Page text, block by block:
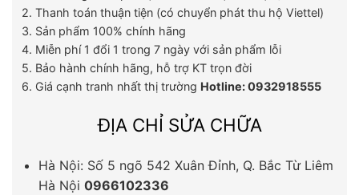
2. Thanh toán thuận tiện (có chuyển phát thu hộ Viettel)
3. Sản phẩm 100% chính hãng
4. Miễn phí 1 đổi 1 trong 7 ngày với sản phẩm lỗi
5. Bảo hành chính hãng, hỗ trợ KT trọn đời
6. Giá cạnh tranh nhất thị trường Hotline: 0932918555
ĐỊA CHỈ SỬA CHỮA
Hà Nội: Số 5 ngõ 542 Xuân Đỉnh, Q. Bắc Từ Liêm
Hà Nội 0966102336